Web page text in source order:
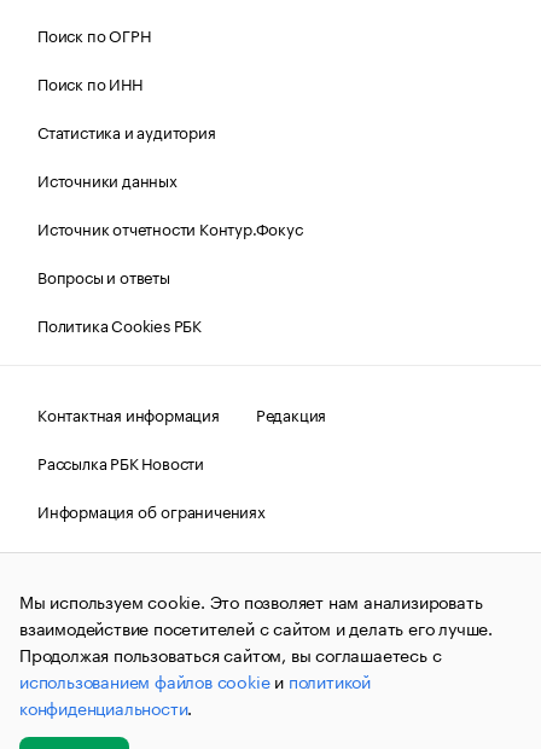
Поиск по ОГРН
Поиск по ИНН
Статистика и аудитория
Источники данных
Источник отчетности Контур.Фокус
Вопросы и ответы
Политика Cookies РБК
Контактная информация
Редакция
Рассылка РБК Новости
Информация об ограничениях
Правовая информация
О соблюдении авторских прав
© АО «РОСБИЗНЕСКОНСАЛТИНГ»,1995–2026.Сообщения
и материалы информационного агентства «РБК»
(зарегистрировано Федеральной службой по надзору в сфере
связи, информационных технологий и массовых
коммуникаций (Роскомнадзор) 09.12.2015 за номером ИА
№ФС77-63848) сопровождаются пометкой «РБК». Отдельные
публикации могут содержать информацию,
не предназначенную для пользователей
Мы используем cookie. Это позволяет нам анализировать
взаимодействие посетителей с сайтом и делать его лучше.
Продолжая пользоваться сайтом, вы соглашаетесь с
использованием файлов cookieи политикой
конфиденциальности.